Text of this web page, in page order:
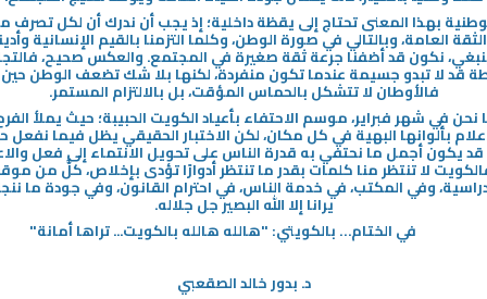
تيم س. غروفر)
هذا الكتاب يتعلّق بالرفع من
الخاص بك، والذهاب إلى
أو تفكر فيه، أبعد ممّا
شخص تعليمك.
28‏/09‏/2025
كيف تقطع علاقتك بهاتفك
الهواتف الذكية نفسها ليست المشكلة .
المشكلة هي علاقتنا بها . على الرغم من
كل شيء هناك الكثير من الأسباب لكي
نحب هواتفنا الذكية
بهذا المعنى تحتاج إلى يقظة داخلية؛ إذ يجب أن ندرك أن لكل
العامة، وبالتالي في صورة الوطن، وكلما التزمنا بالقيم الإنسانية
نكون قد أضفنا جرعة ثقة صغيرة في المجتمع. والعكس صحيح،
قد لا تبدو جسيمة عندما تكون منفردة، لكنها بلا شك تضعف الوطن حين
فالأوطان لا تتشكل بالحماس المؤقت، بل بالالتزام المستمر.
نحن في شهر فبراير، موسم الاحتفاء بأعياد الكويت الحبيبة؛ حيث يملأ
بألوانها البهية في كل مكان، لكن الاختبار الحقيقي يظل فيما
قد يكون أجمل ما نحتفي به قدرة الناس على تحويل الانتماء إلى فعل
فالكويت لا تنتظر منا كلمات بقدر ما تنتظر أدوارًا تؤدى بإخلاص، كلٌّ من
وفي المكتب، في خدمة الناس، في احترام القانون، وفي جودة ما
يرانا إلا الله البصير جل جلاله.
في الختام… بالكويتي: "هالله هالله بالكويت... تراها أمانة"
د. بدور خالد الصقعبي